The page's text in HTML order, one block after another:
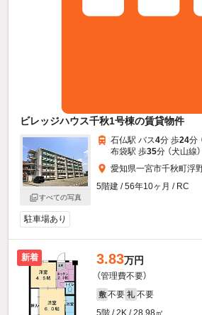
ビレッジハウス千秋1号棟の賃貸物件
すべての写真
石仏駅 バス4分 歩24分
布袋駅 歩35分 （犬山線）
愛知県一宮市千秋町浮
5階建 / 56年10ヶ月 / RC
駐車場あり
新着 3.83万円
（管理費不要）
敷 不要 礼 不要